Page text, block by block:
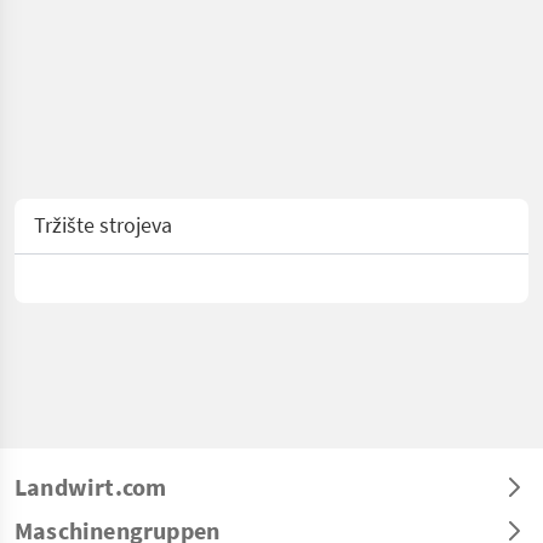
Tržište strojeva
Landwirt.com
Maschinengruppen